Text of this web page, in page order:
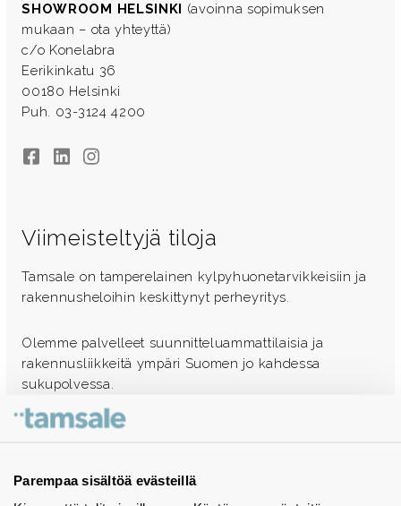
Parempaa sisältöä evästeillä
SHOWROOM HELSINKI (avoinna sopimuksen
mukaan – ota yhteyttä)
c/o Konelabra
Eerikinkatu 36
00180 Helsinki
Puh. 03-3124 4200
FacebookLinkedInInstagram
Viimeisteltyjä tiloja
Tamsale on tamperelainen kylpyhuonetarvikkeisiin ja
rakennusheloihin keskittynyt perheyritys.
Olemme palvelleet suunnitteluammattilaisia ja
rakennusliikkeitä ympäri Suomen jo kahdessa
sukupolvessa.
Ota yhteyttä - autamme mielellämme
Tuotekuvastot